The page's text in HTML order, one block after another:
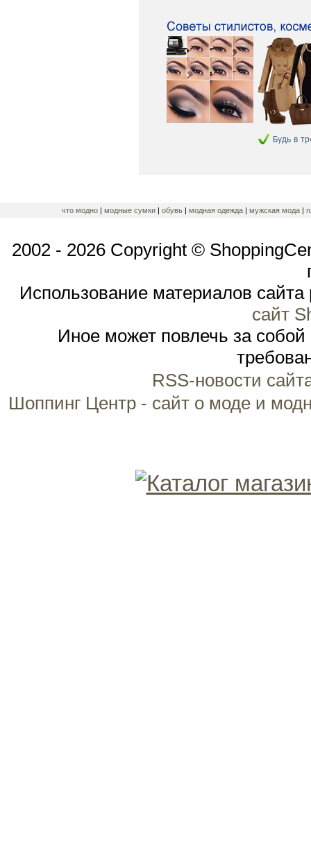
что модно| модные сумки | обувь| модная одежда | мужская мода |
2002 - 2026 Copyright ©
Использование материалов
сайт
Иное может повлечь за
RSS-новости
Шоппинг Центр - сайт о моде и